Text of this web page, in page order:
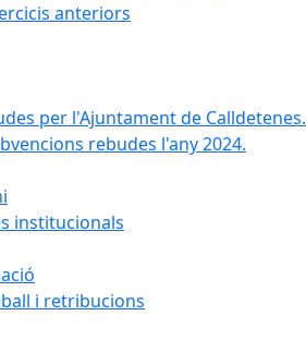
anteriors
per l'Ajuntament de Calldetenes.
rebudes l'any 2024.
institucionals
i retribucions